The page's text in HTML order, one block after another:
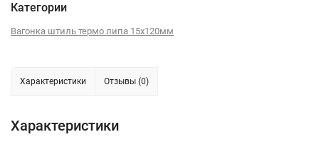
Категории
Вагонка штиль термо липа 15х120мм
Характеристики Отзывы (0)
Характеристики